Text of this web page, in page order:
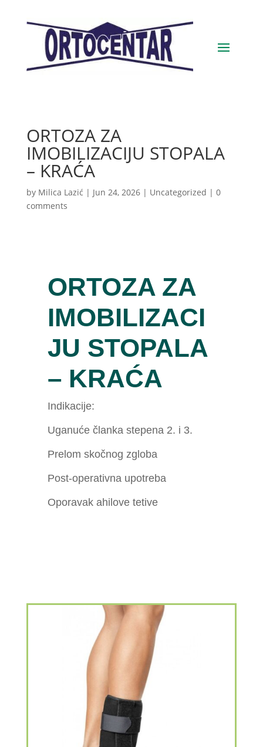
ORTOZA ZA
IMOBILIZACIJU STOPALA
– KRAĆA
by Milica Lazić | Jun 24, 2026| Uncategorized | 0
comments
ORTOZA ZA
IMOBILIZACI
JU STOPALA
– KRAĆA
Indikacije:
Uganuće članka stepena 2. i 3.
Prelom skočnog zgloba
Post-operativna upotreba
Oporavak ahilove tetive